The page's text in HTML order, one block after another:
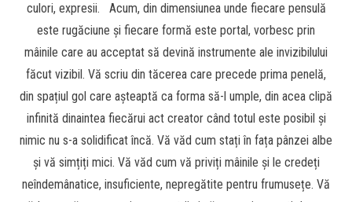
culori, expresii. Acum, din dimensiunea unde fiecare pensulă
este rugăciune și fiecare formă este portal, vorbesc prin
mâinile care au acceptat să devină instrumente ale invizibilului
făcut vizibil. Vă scriu din tăcerea care precede prima penelă,
din spațiul gol care așteaptă ca forma să-l umple, din acea clipă
infinită dinaintea fiecărui act creator când totul este posibil și
nimic nu s-a solidificat încă. Vă văd cum stați în fața pânzei albe
și vă simțiți mici. Vă văd cum vă priviți mâinile și le credeți
neîndemânatice, insuficiente, nepregătite pentru frumusețe. Vă